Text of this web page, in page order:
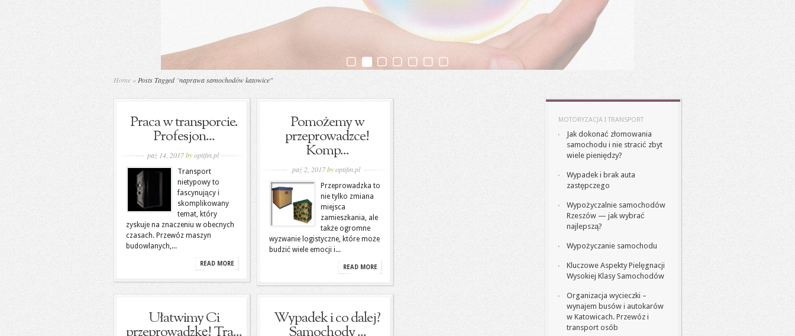
Home » Posts Tagged "naprawa samochodów katowice"
Praca w transporcie.
Profesjon...
paź 14, 2017by optifin.pl
Transport
nietypowy to
fascynujący i
skomplikowany
temat, który
zyskuje na znaczeniu w obecnych
czasach. Przewóz maszyn
budowlanych,...
READ MORE
Pomożemy w
przeprowadzce!
Komp...
paź 2, 2017by optifin.pl
Przeprowadzka to
nie tylko zmiana
miejsca
zamieszkania, ale
także ogromne
wyzwanie logistyczne, które może
budzić wiele emocji i...
READ MORE
Ułatwimy Ci Wypadek i co dalej?
MOTORYZACJA I TRANSPORT
Jak dokonać złomowania
samochodu i nie stracić zbyt
wiele pieniędzy?
Wypadek i brak auta
zastępczego
Wypożyczalnie samochodów
Rzeszów — jak wybrać
najlepszą?
Wypożyczanie samochodu
Kluczowe Aspekty Pielęgnacji
Wysokiej Klasy Samochodów
Organizacja wycieczki –
wynajem busów i autokarów
w Katowicach. Przewóz i
transport osób